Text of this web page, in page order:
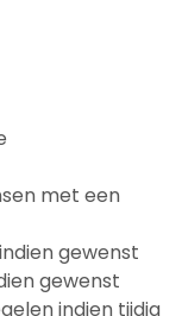
met een
gewenst
gewenst
indien tijdig